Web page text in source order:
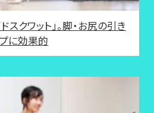
スクワット」。脚・お尻の引き
に効果的